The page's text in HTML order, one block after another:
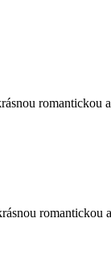
romantickou
romantickou